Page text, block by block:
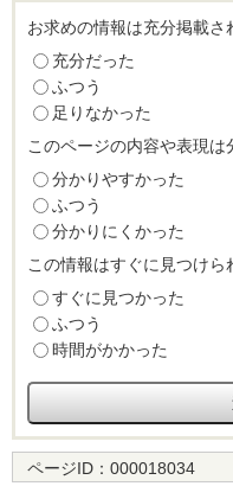
お求めの情報は充分掲載さ
充分だった
ふつう
足りなかった
このページの内容や表現は
分かりやすかった
ふつう
分かりにくかった
この情報はすぐに見つけら
すぐに見つかった
ふつう
時間がかかった
ページID： 000018034